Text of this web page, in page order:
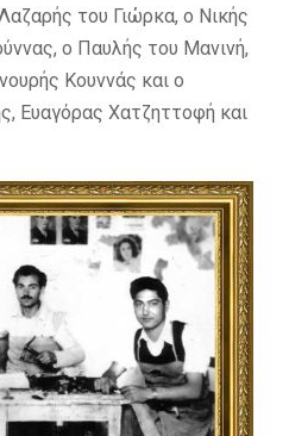
του Γιώρκα, ο Νικής
ο Παυλής του Μανινή,
Κουννάς και ο
Ευαγόρας Χατζηττοφή και